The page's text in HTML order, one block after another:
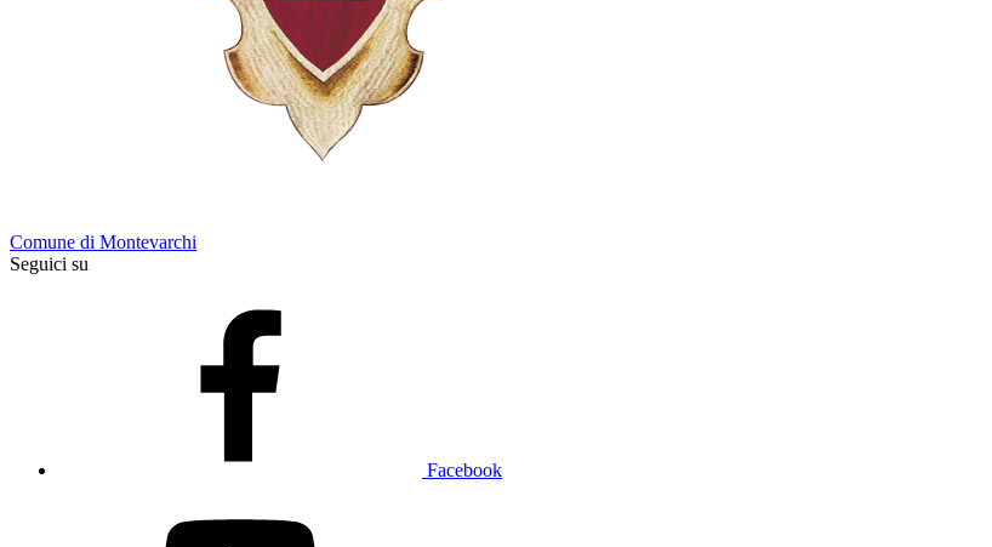
Comune di Montevarchi
Seguici su
Facebook